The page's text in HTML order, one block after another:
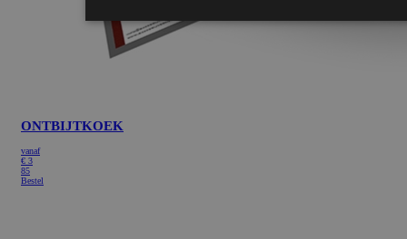
ONTBIJTKOEK
vanaf
€ 3
85
Bestel